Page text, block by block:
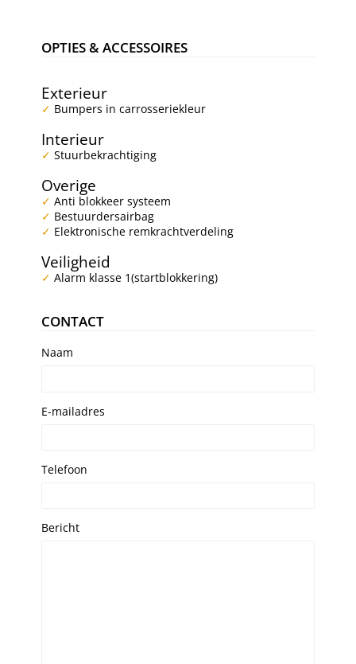
OPTIES & ACCESSOIRES
Exterieur
Bumpers in carrosseriekleur
Interieur
Stuurbekrachtiging
Overige
Anti blokkeer systeem
Bestuurdersairbag
Elektronische remkrachtverdeling
Veiligheid
Alarm klasse 1(startblokkering)
CONTACT
Naam
E-mailadres
Telefoon
Bericht